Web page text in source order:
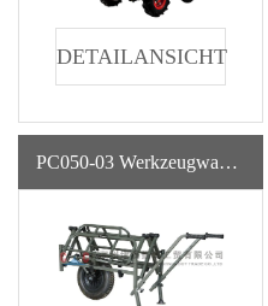
DETAILANSICHT
PC050-03 Werkzeugwagen Für Land- Und Forstwirtschaft